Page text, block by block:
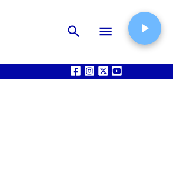
QUIÉNES SOMOS